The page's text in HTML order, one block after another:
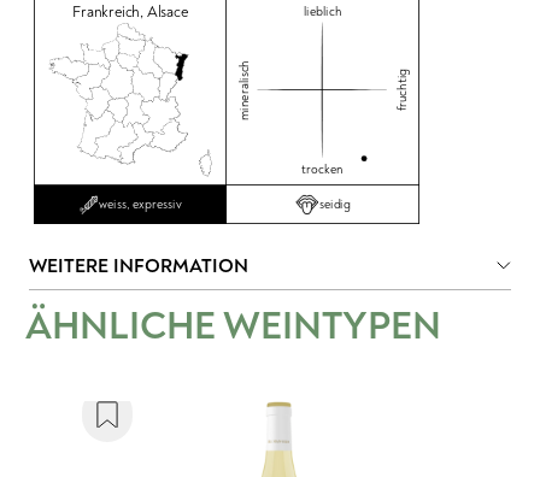
Frankreich,Alsace lieblich
mineralisch fruchtig
trocken
weiss, expressiv seidig
WEITERE INFORMATION
ÄHNLICHE WEINTYPEN